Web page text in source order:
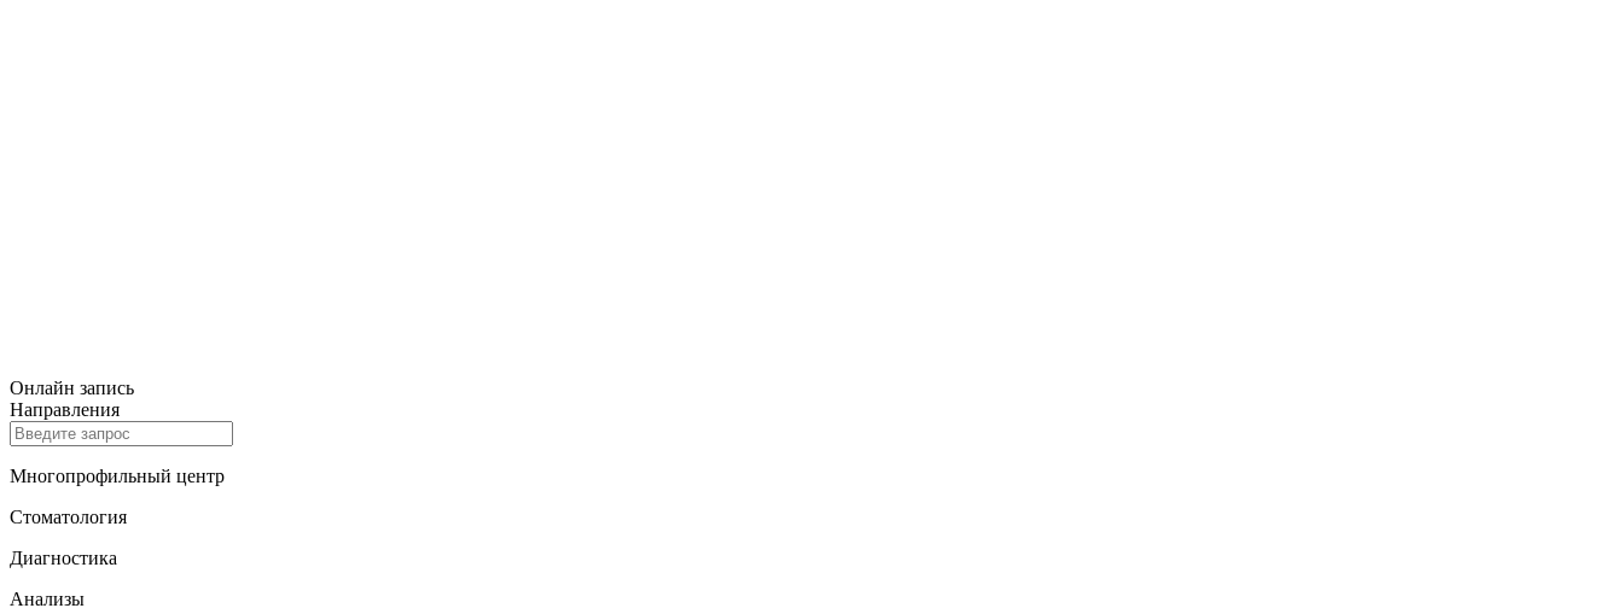
Онлайн запись
Направления
Многопрофильный центр
Стоматология
Диагностика
Анализы